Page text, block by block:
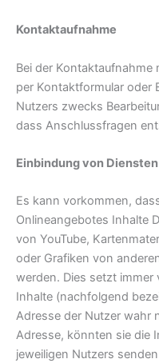
Kontaktaufnahme
Bei der Kontaktaufnahme
per Kontaktformular oder
Nutzers zwecks
dass Anschlussfragen
Einbindung von
Es kann vorkommen,
Onlineangebotes Inhalte
von YouTube,
oder Grafiken von
werden. Dies setzt immer
Inhalte (nachfolgend
Adresse der Nutzer wahr
Adresse, könnten sie die
jeweiligen Nutzers